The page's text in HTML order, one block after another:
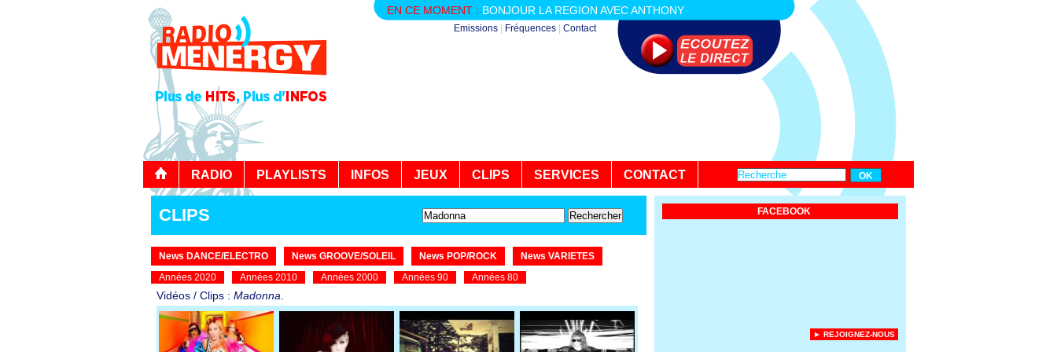
EN CE MOMENT : BONJOUR LA REGION AVEC ANTHONY
Emissions Fréquences Contact
RADIO PLAYLISTS INFOS JEUX CLIPS SERVICES CONTACT
CLIPS
News DANCE/ELECTRO News GROOVE/SOLEIL News POP/ROCK
News VARIETES
Années 2020
Années 2010 Années 2000 Années 90 Années 80
Vidéos / Clips : Madonna
FACEBOOK
► REJOIGNEZ-NOUS